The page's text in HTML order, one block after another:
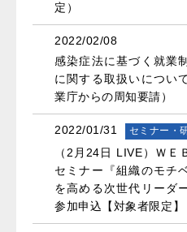
定）
2022/02/08
感染症法に基づく就業
に関する取扱いについ
業庁からの周知要請）
2022/01/31 セミナー・
（2月24日 LIVE）ＷＥ
セミナー『組織のモチ
を高める次世代リーダ
参加申込【対象者限定】